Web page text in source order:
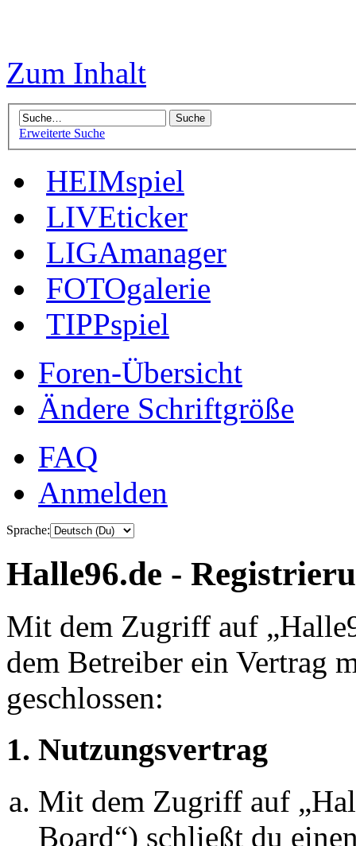
Zum Inhalt
Erweiterte Suche
HEIMspiel
LIVEticker
LIGAmanager
FOTOgalerie
TIPPspiel
Foren-Übersicht
Ändere Schriftgröße
FAQ
Anmelden
Sprache:
Halle96.de -
Mit dem Zugriff auf
dem Betreiber ein Vertrag
geschlossen:
1. Nutzungsvertrag
Mit dem Zugriff auf
Board“) schließt du